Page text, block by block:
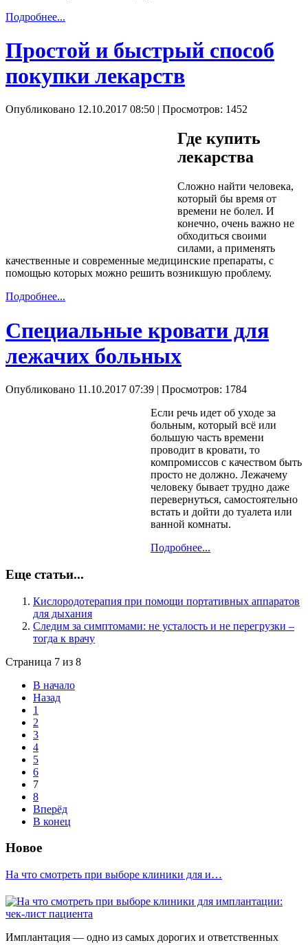
Подробнее...
Простой и быстрый способ
покупки лекарств
Опубликовано 12.10.2017 08:50 | Просмотров: 1452
Где купить
лекарства
Сложно найти человека,
который бы время от
времени не болел. И
конечно, очень важно не
обходиться своими
силами, а применять
качественные и современные медицинские препараты, с
помощью которых можно решить возникшую проблему.
Подробнее...
Специальные кровати для
лежачих больных
Опубликовано 11.10.2017 07:39 | Просмотров: 1784
Если речь идет об уходе за
больным, который всё или
большую часть времени
проводит в кровати, то
компромиссов с качеством быть
просто не должно. Лежачему
человеку бывает трудно даже
перевернуться, самостоятельно
встать и дойти до туалета или
ванной комнаты.
Подробнее...
Еще статьи...
Кислородотерапия при помощи портативных аппаратов
для дыхания
Следим за симптомами: не усталость и не перегрузки –
тогда к врачу
Страница 7 из 8
В начало
Назад
1
2
3
4
5
6
7
8
Вперёд
В конец
Новое
На что смотреть при выборе клиники для и…
Имплантация — одно из самых дорогих и ответственных